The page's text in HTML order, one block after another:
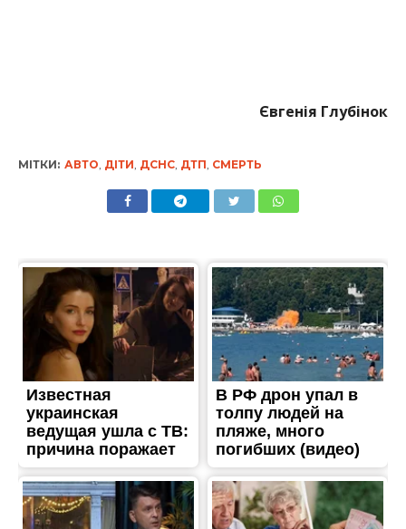
Євгенія Глубінок
МІТКИ: АВТО ДІТИ ДСНС, ДТП СМЕРТЬ